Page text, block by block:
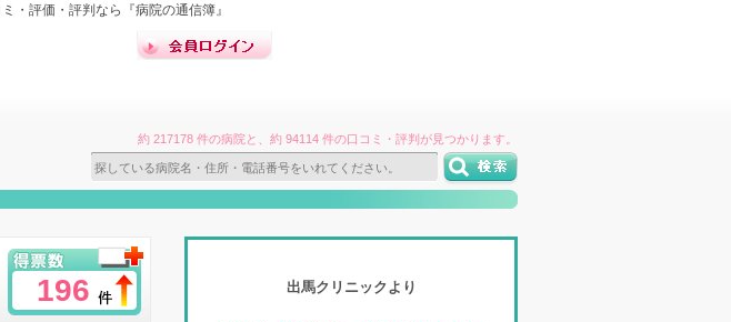
・評価・評判なら『病院の通信簿』
約 217178 件の病院と、約 94114 件の口コミ・評判が見つかります。
196 出馬クリニックより